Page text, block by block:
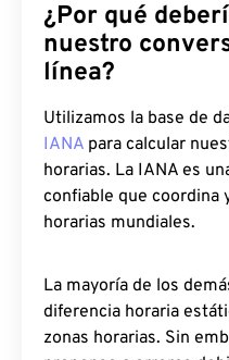
¿Por qué
nuestro
línea?
Utilizamos la base de
IANA para calcular
horarias. La IANA es
confiable que coordina
horarias mundiales.
La mayoría de los
diferencia horaria
zonas horarias. Sin